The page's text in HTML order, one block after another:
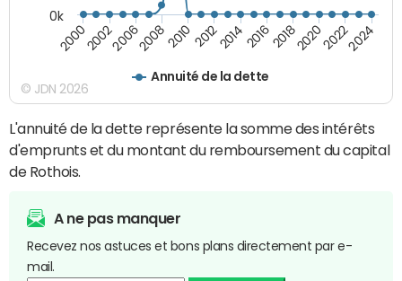
Annuité de la dette
20002002200620082010 2012201420162018202020222024
0k
© JDN 2026
L'annuité de la dette représente la somme des intérêts
d'emprunts et du montant du remboursement du capital
de Rothois.
A ne pas manquer
Recevez nos astuces et bons plans directement par e-
mail.